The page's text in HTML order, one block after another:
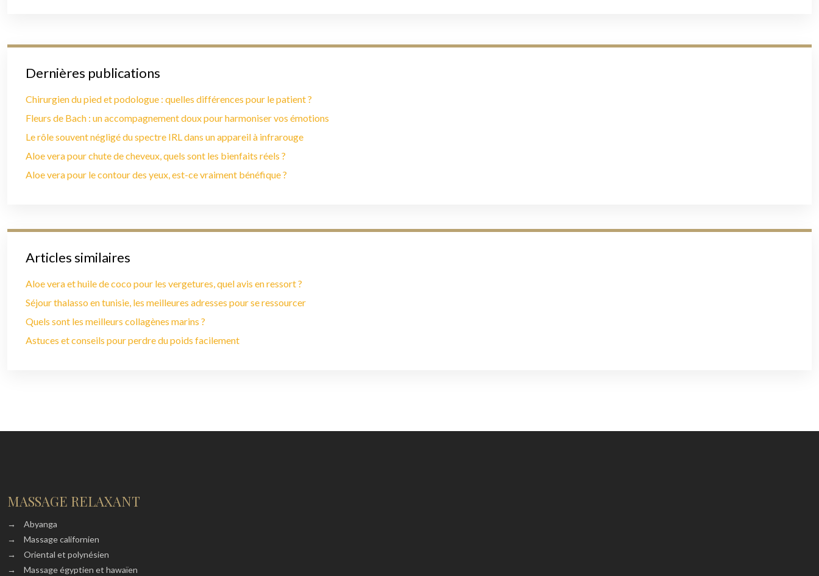
Dernières publications
Chirurgien du pied et podologue : quelles différences pour le patient ?
Fleurs de Bach : un accompagnement doux pour harmoniser vos émotions
Le rôle souvent négligé du spectre IRL dans un appareil à infrarouge
Aloe vera pour chute de cheveux, quels sont les bienfaits réels ?
Aloe vera pour le contour des yeux, est-ce vraiment bénéfique ?
Articles similaires
Aloe vera et huile de coco pour les vergetures, quel avis en ressort ?
Séjour thalasso en tunisie, les meilleures adresses pour se ressourcer
Quels sont les meilleurs collagènes marins ?
Astuces et conseils pour perdre du poids facilement
MASSAGE RELAXANT
→
Abyanga
→
Massage californien
→
Oriental et polynésien
→
Massage égyptien et hawaïen